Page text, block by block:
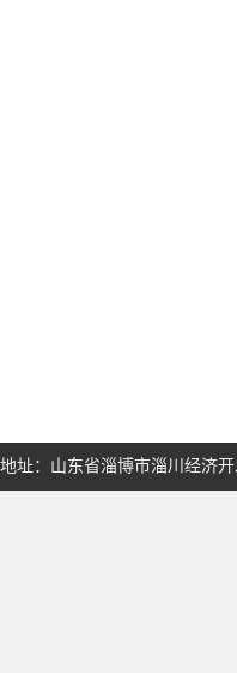
地址：山东省淄博市淄川经济